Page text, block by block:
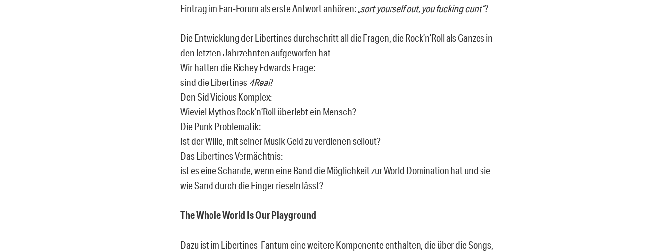
Eintrag im Fan-Forum als erste Antwort anhören:„sort yourself out, you fucking cunt“?
Die Entwicklung der Libertines durchschritt all die Fragen, die Rock’n’Roll als Ganzes in
den letzten Jahrzehnten aufgeworfen hat.
Wir hatten die Richey Edwards Frage:
sind die Libertines4Real?
Den Sid Vicious Komplex:
Wieviel Mythos Rock’n’Roll überlebt ein Mensch?
Die Punk Problematik:
Ist der Wille, mit seiner Musik Geld zu verdienen sellout?
Das Libertines Vermächtnis:
ist es eine Schande, wenn eine Band die Möglichkeit zur World Domination hat und sie
wie Sand durch die Finger rieseln lässt?
The Whole World Is Our Playground
Dazu ist im Libertines-Fantum eine weitere Komponente enthalten, die über die Songs,